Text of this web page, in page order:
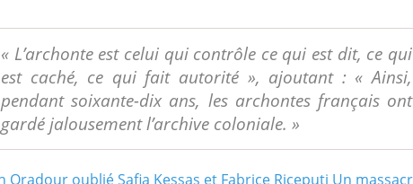
« L’archonte est celui qui contrôle ce qui est dit, ce qui
est caché, ce qui fait autorité », ajoutant : « Ainsi,
pendant soixante-dix ans, les archontes français ont
gardé jalousement l’archive coloniale. »